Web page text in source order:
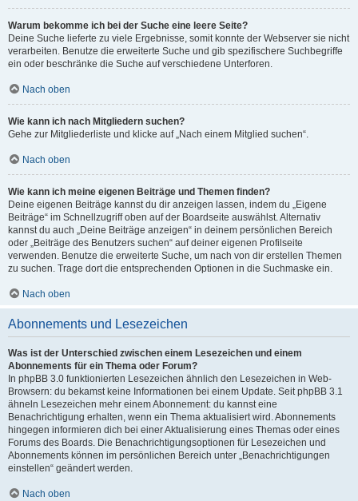
Warum bekomme ich bei der Suche eine leere Seite?
Deine Suche lieferte zu viele Ergebnisse, somit konnte der Webserver sie nicht
verarbeiten. Benutze die erweiterte Suche und gib spezifischere Suchbegriffe
ein oder beschränke die Suche auf verschiedene Unterforen.
Nach oben
Wie kann ich nach Mitgliedern suchen?
Gehe zur Mitgliederliste und klicke auf „Nach einem Mitglied suchen“.
Nach oben
Wie kann ich meine eigenen Beiträge und Themen finden?
Deine eigenen Beiträge kannst du dir anzeigen lassen, indem du „Eigene
Beiträge“ im Schnellzugriff oben auf der Boardseite auswählst. Alternativ
kannst du auch „Deine Beiträge anzeigen“ in deinem persönlichen Bereich
oder „Beiträge des Benutzers suchen“ auf deiner eigenen Profilseite
verwenden. Benutze die erweiterte Suche, um nach von dir erstellen Themen
zu suchen. Trage dort die entsprechenden Optionen in die Suchmaske ein.
Nach oben
Abonnements und Lesezeichen
Was ist der Unterschied zwischen einem Lesezeichen und einem
Abonnements für ein Thema oder Forum?
In phpBB 3.0 funktionierten Lesezeichen ähnlich den Lesezeichen in Web-
Browsern: du bekamst keine Informationen bei einem Update. Seit phpBB 3.1
ähneln Lesezeichen mehr einem Abonnement: du kannst eine
Benachrichtigung erhalten, wenn ein Thema aktualisiert wird. Abonnements
hingegen informieren dich bei einer Aktualisierung eines Themas oder eines
Forums des Boards. Die Benachrichtigungsoptionen für Lesezeichen und
Abonnements können im persönlichen Bereich unter „Benachrichtigungen
einstellen“ geändert werden.
Nach oben